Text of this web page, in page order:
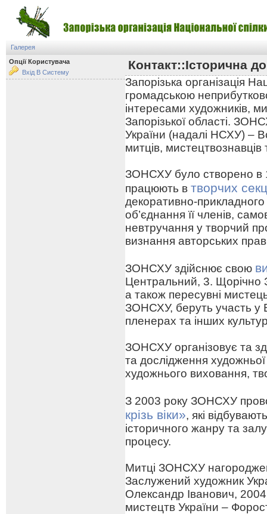
Галерея
Опції Користувача
Вхід В Систему
Контакт::Історична
Запорізька організація
громадською
інтересами художників,
Запорізької області.
України (надалі НСХУ) –
митців,
ЗОНСХУ було створено в
працюють в творчих
декоративно-
об’єднання її членів,
невтручання у творчий
визнання авторських
ЗОНСХУ здійснює свою
Центральний, 3. Щорічно
а також пересувні
ЗОНСХУ, беруть участь у
пленерах та інших
ЗОНСХУ організовує та
та дослідження
художнього виховання,
З 2003 року ЗОНСХУ
крізь віки», які
історичного жанру та
процесу.
Митці ЗОНСХУ
Заслужений художник
Олександр Іванович,
мистецтв України –